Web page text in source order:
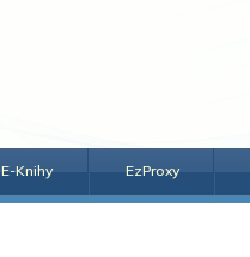
E-Knihy EzProxy